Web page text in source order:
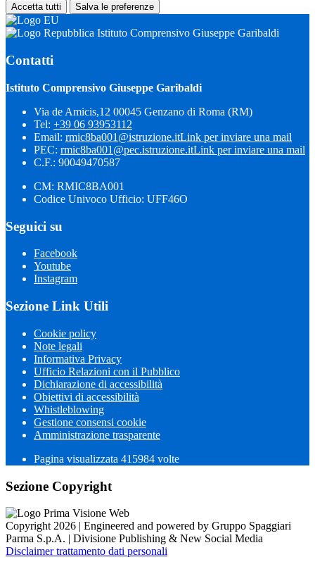
Accetta tutti Salva le preferenze
Istituto Comprensivo Giuseppe Garibaldi
Contatti
Istituto Comprensivo Giuseppe Garibaldi
Via de Amicis,12 00045 Genzano di Roma (RM)
Tel: +39 06 93953112
Email: rmic8ba001@istruzione.itLink per inviare una mail
PEC: rmic8ba001@pec.istruzione.itLink per inviare una mail
C.F.: 90049470587
CM: RMIC8BA001
Codice Univoco Ufficio: UFF46O
Seguici su
Facebook
Youtube
Instagram
Sezione Link Utili
Cookie policy
Note legali
Informativa Privacy
Ufficio Relazioni con il Pubblico
Dichiarazione di accessibilità
Obiettivi di accessibilità
Whistleblowing
Gestione consensi cookie
Amministrazione trasparente
Pagina visualizzata 415984 volte
Sezione Copyright
Copyright 2026 | Engineered and powered by Gruppo Spaggiari
Parma S.p.A. | Divisione Publishing & New Social Media
Disclaimer trattamento dati personali